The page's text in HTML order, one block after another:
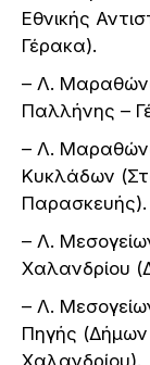
Εθνικής
Γέρακα).
– Λ.
Παλλήνης –
– Λ.
Κυκλάδων
Παρασκευής).
– Λ.
Χαλανδρίου
– Λ.
Πηγής
Χαλανδρίου).